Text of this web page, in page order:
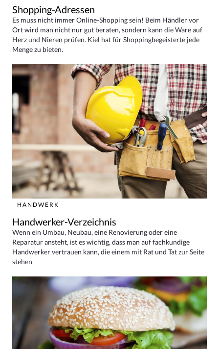
Shopping-Adressen
Es muss nicht immer Online-Shopping sein! Beim Händler vor
Ort wird man nicht nur gut beraten, sondern kann die Ware auf
Herz und Nieren prüfen. Kiel hat für Shoppingbegeisterte jede
Menge zu bieten.
HANDWERK
Handwerker-Verzeichnis
Wenn ein Umbau, Neubau, eine Renovierung oder eine
Reparatur ansteht, ist es wichtig, dass man auf fachkundige
Handwerker vertrauen kann, die einem mit Rat und Tat zur Seite
stehen